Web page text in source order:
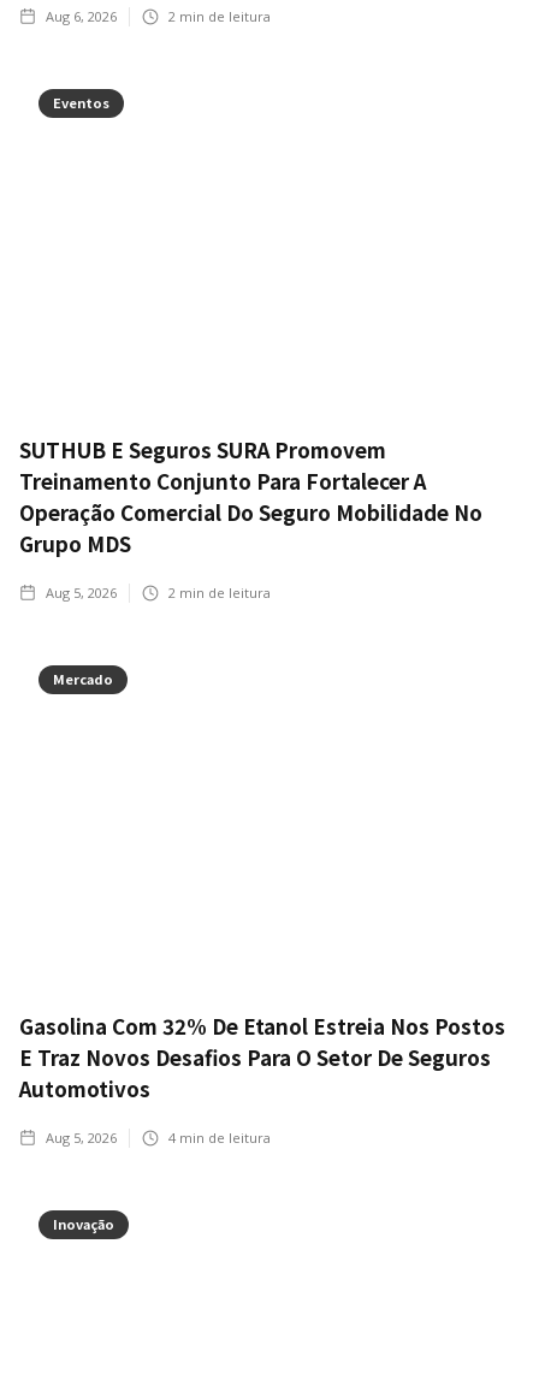
Aug 6, 2026 2 min de leitura
Eventos
SUTHUB E Seguros SURA Promovem
Treinamento Conjunto Para Fortalecer A
Operação Comercial Do Seguro Mobilidade No
Grupo MDS
Aug 5, 2026 2 min de leitura
Mercado
Gasolina Com 32% De Etanol Estreia Nos Postos
E Traz Novos Desafios Para O Setor De Seguros
Automotivos
Aug 5, 2026 4 min de leitura
Inovação